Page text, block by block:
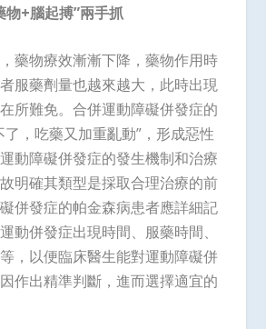
物+腦起搏”兩手抓
藥物療效漸漸下降，藥物作用時
服藥劑量也越來越大，此時出現
所難免。合併運動障礙併發症的
了，吃藥又加重亂動”，形成惡性
動障礙併發症的發生機制和治療
明確其類型是採取合理治療的前
併發症的帕金森病患者應詳細記
動併發症出現時間、服藥時間、
，以便臨床醫生能對運動障礙併
作出精準判斷，進而選擇適宜的